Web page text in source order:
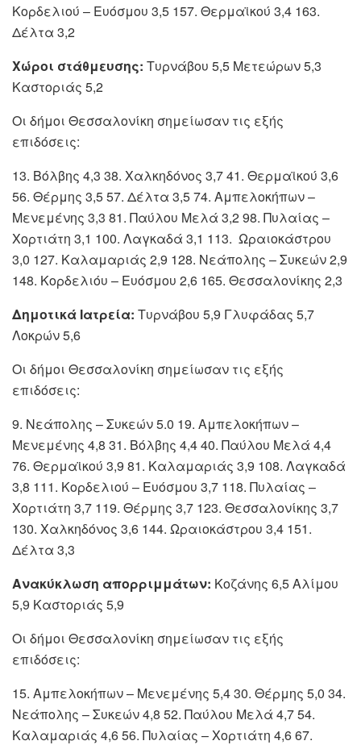
Κορδελιού – Ευόσμου 3,5 157. Θερμαϊκού 3,4 163.
Δέλτα 3,2
Χώροι στάθμευσης: Τυρνάβου 5,5 Μετεώρων 5,3
Καστοριάς 5,2
Οι δήμοι Θεσσαλονίκη σημείωσαν τις εξής
επιδόσεις:
13. Βόλβης 4,3 38. Χαλκηδόνος 3,7 41. Θερμαϊκού 3,6
56. Θέρμης 3,5 57. Δέλτα 3,5 74. Αμπελοκήπων –
Μενεμένης 3,3 81. Παύλου Μελά 3,2 98. Πυλαίας –
Χορτιάτη 3,1 100. Λαγκαδά 3,1 113. Ωραιοκάστρου
3,0 127. Καλαμαριάς 2,9 128. Νεάπολης – Συκεών 2,9
148. Κορδελιόυ – Ευόσμου 2,6 165. Θεσσαλονίκης 2,3
Δημοτικά Ιατρεία: Τυρνάβου 5,9 Γλυφάδας 5,7
Λοκρών 5,6
Οι δήμοι Θεσσαλονίκη σημείωσαν τις εξής
επιδόσεις:
9. Νεάπολης – Συκεών 5.0 19. Αμπελοκήπων –
Μενεμένης 4,8 31. Βόλβης 4,4 40. Παύλου Μελά 4,4
76. Θερμαϊκού 3,9 81. Καλαμαριάς 3,9 108. Λαγκαδά
3,8 111. Κορδελιού – Ευόσμου 3,7 118. Πυλαίας –
Χορτιάτη 3,7 119. Θέρμης 3,7 123. Θεσσαλονίκης 3,7
130. Χαλκηδόνος 3,6 144. Ωραιοκάστρου 3,4 151.
Δέλτα 3,3
Ανακύκλωση απορριμμάτων: Κοζάνης 6,5 Αλίμου
5,9 Καστοριάς 5,9
Οι δήμοι Θεσσαλονίκη σημείωσαν τις εξής
επιδόσεις:
15. Αμπελοκήπων – Μενεμένης 5,4 30. Θέρμης 5,0 34.
Νεάπολης – Συκεών 4,8 52. Παύλου Μελά 4,7 54.
Καλαμαριάς 4,6 56. Πυλαίας – Χορτιάτη 4,6 67.